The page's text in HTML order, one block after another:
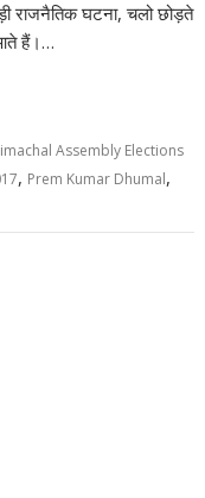
राजनैतिक घटना, चलो छोड़ते
आते हैं।…
Assembly Elections
, Prem Kumar Dhumal,